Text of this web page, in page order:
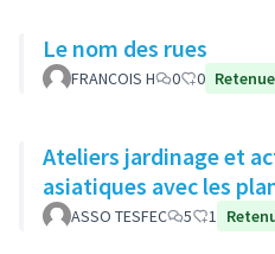
Le nom des rues
FRANCOIS H 0 0 Retenue
Ateliers jardinage et
asiatiques avec les
ASSO TESFEC 5 1